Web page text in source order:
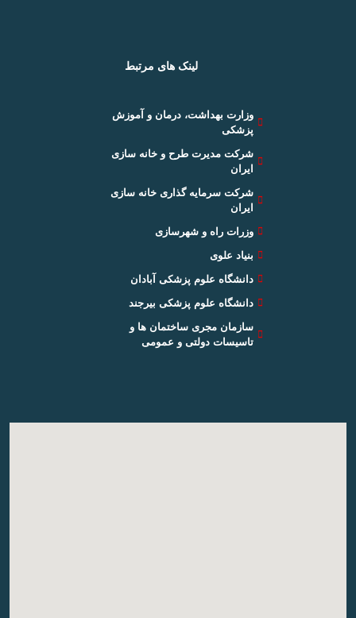
لینک های مرتبط
وزارت بهداشت، درمان و آموزش
پزشکی
شرکت مدیرت طرح و خانه سازی
ایران
شرکت سرمایه گذاری خانه سازی
ایران
وزرات راه و شهرسازی
بنیاد علوی
دانشگاه علوم پزشکی آبادان
دانشگاه علوم پزشکی بیرجند
سازمان مجری ساختمان ها و
تاسیسات دولتی و عمومی